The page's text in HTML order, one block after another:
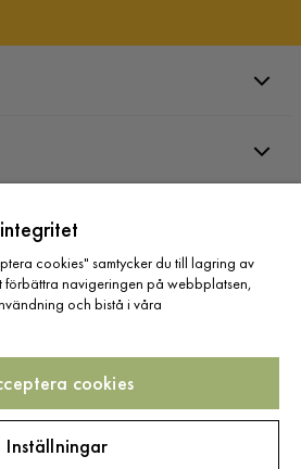
oss
cookies" samtycker du till lagring av
förbättra navigeringen på webbplatsen,
och bistå i våra
cookies
Inställningar